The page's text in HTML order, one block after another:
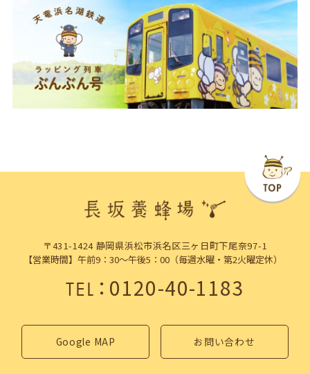
〒431-1424 静岡県浜松市浜名区三ヶ日町下尾奈97-1
【営業時間】午前9：30～午後5：00（毎週水曜・第2火曜定休）
TEL：0120-40-1183
Google MAP お問い合わせ